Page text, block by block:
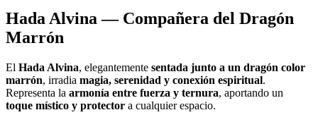
Hada Alvina — Compañera del Dragón
Marrón
El Hada Alvina, elegantemente sentada junto a un dragón color
marrón, irradia magia, serenidad y conexión espiritual.
Representa la armonía entre fuerza y ternura, aportando un
toque místico y protector a cualquier espacio.